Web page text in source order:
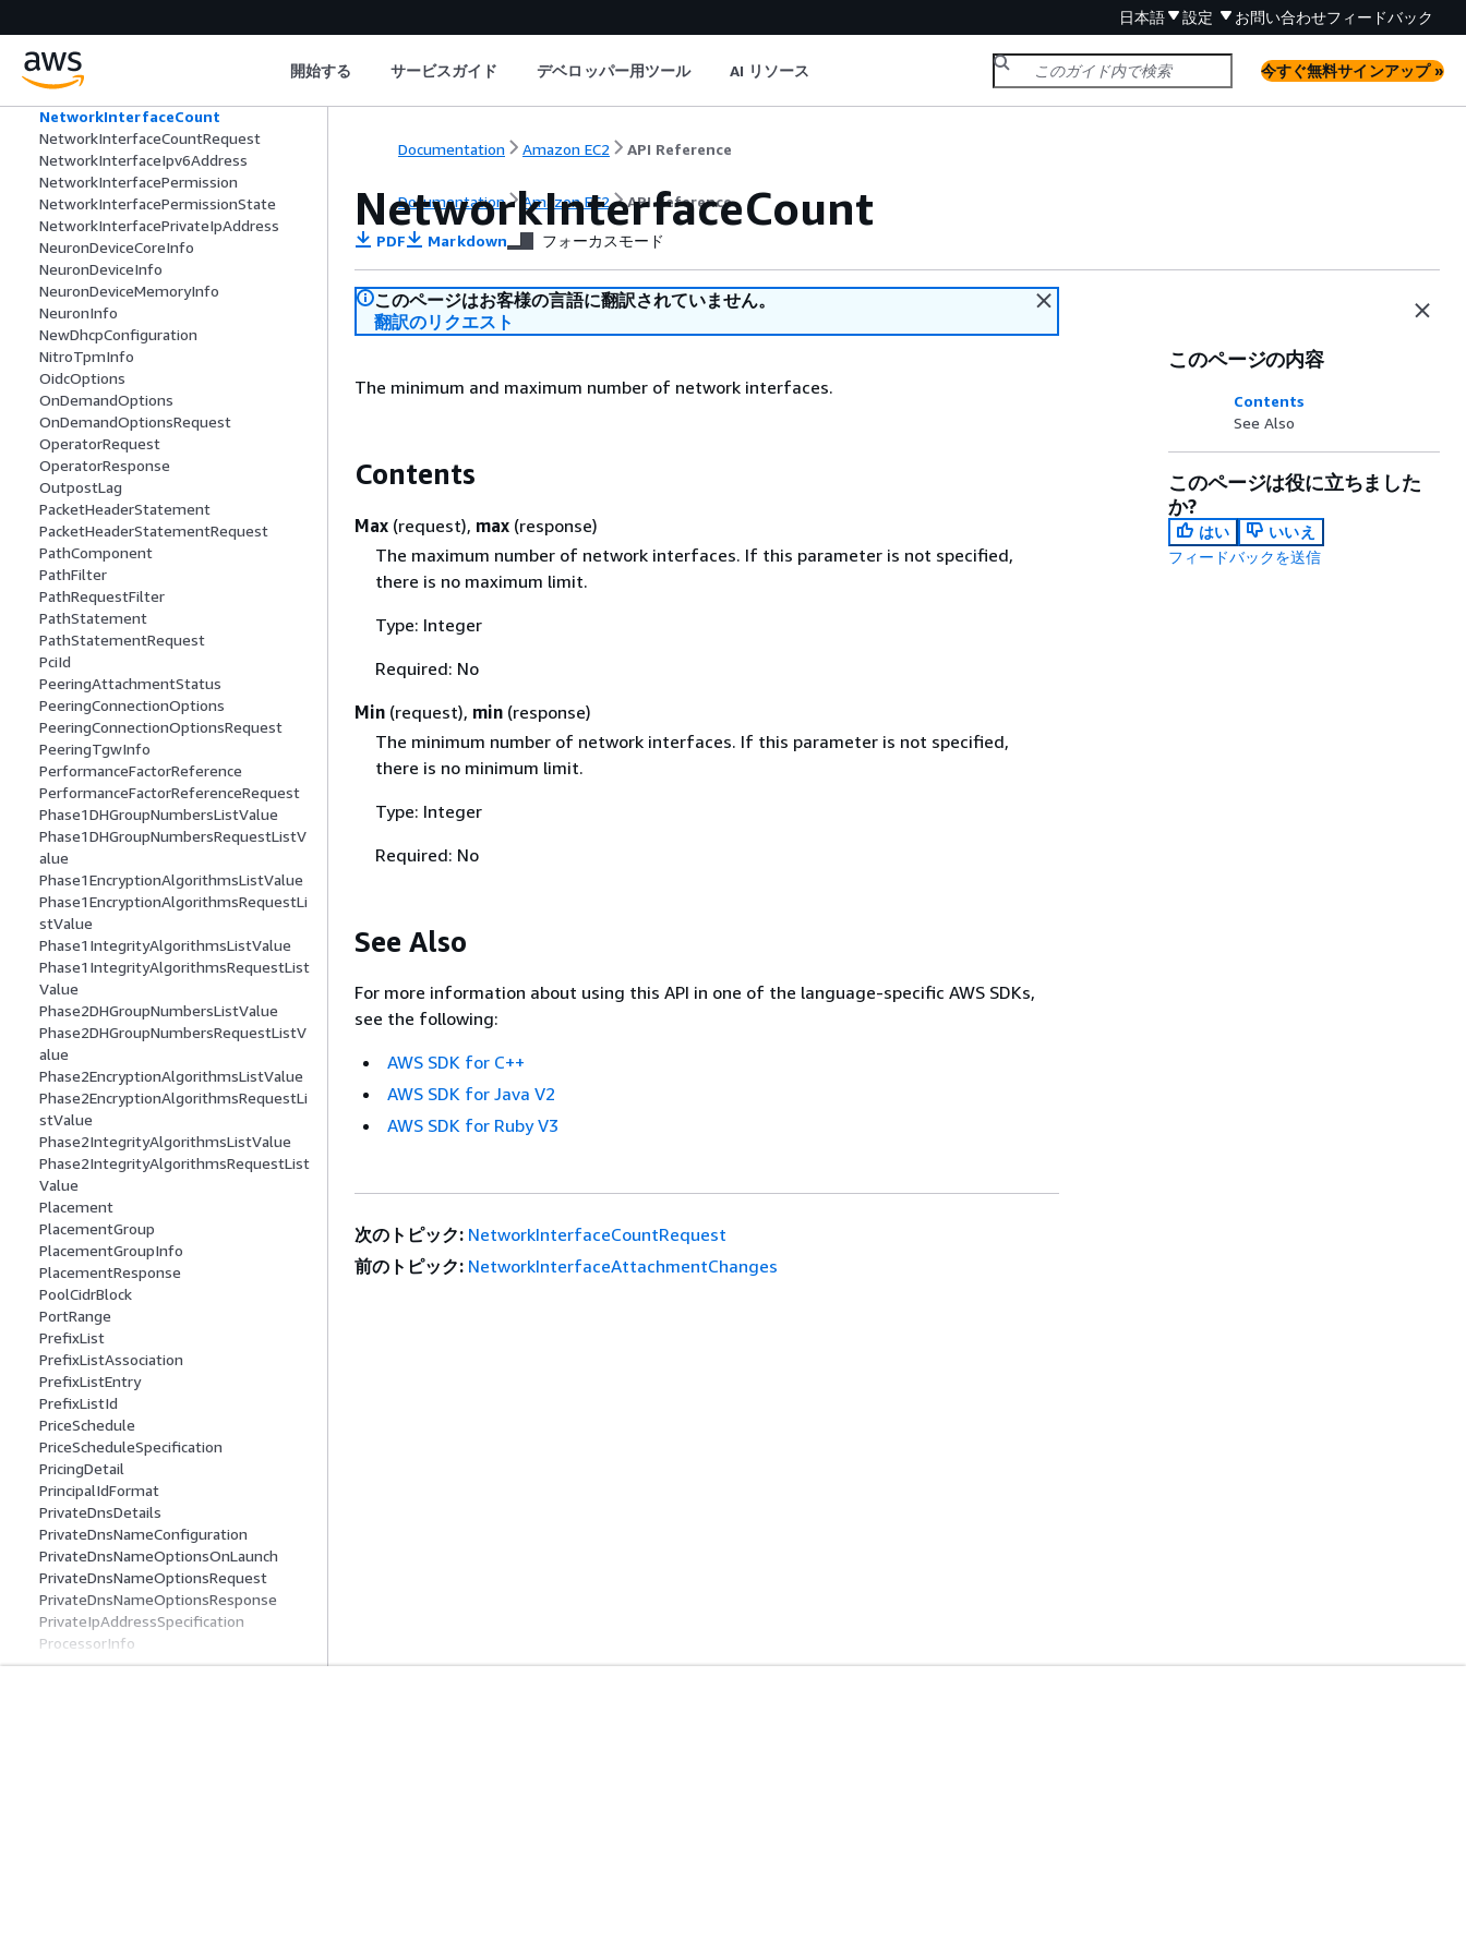
日本語 設定 お問い合わせフィードバック
開始する サービスガイド デベロッパー用ツール AI リソース 今すぐ無料サインアップ »
NetworkInterfaceAssociation
NetworkInterfaceAttachment
NetworkInterfaceAttachmentChanges
NetworkInterfaceCount
NetworkInterfaceCountRequest
NetworkInterfaceIpv6Address
NetworkInterfacePermission
NetworkInterfacePermissionState
NetworkInterfacePrivateIpAddress
NeuronDeviceCoreInfo
NeuronDeviceInfo
NeuronDeviceMemoryInfo
NeuronInfo
NewDhcpConfiguration
NitroTpmInfo
OidcOptions
OnDemandOptions
OnDemandOptionsRequest
OperatorRequest
OperatorResponse
OutpostLag
PacketHeaderStatement
PacketHeaderStatementRequest
PathComponent
PathFilter
PathRequestFilter
PathStatement
PathStatementRequest
PciId
PeeringAttachmentStatus
PeeringConnectionOptions
PeeringConnectionOptionsRequest
PeeringTgwInfo
PerformanceFactorReference
PerformanceFactorReferenceRequest
Phase1DHGroupNumbersListValue
Phase1DHGroupNumbersRequestListV
alue
Phase1EncryptionAlgorithmsListValue
Phase1EncryptionAlgorithmsRequestLi
stValue
Phase1IntegrityAlgorithmsListValue
Phase1IntegrityAlgorithmsRequestList
Value
Phase2DHGroupNumbersListValue
Phase2DHGroupNumbersRequestListV
alue
Phase2EncryptionAlgorithmsListValue
Phase2EncryptionAlgorithmsRequestLi
stValue
Phase2IntegrityAlgorithmsListValue
Phase2IntegrityAlgorithmsRequestList
Value
Placement
PlacementGroup
PlacementGroupInfo
PlacementResponse
PoolCidrBlock
PortRange
PrefixList
PrefixListAssociation
PrefixListEntry
PrefixListId
PriceSchedule
PriceScheduleSpecification
PricingDetail
PrincipalIdFormat
PrivateDnsDetails
PrivateDnsNameConfiguration
PrivateDnsNameOptionsOnLaunch
PrivateDnsNameOptionsRequest
PrivateDnsNameOptionsResponse
PrivateIpAddressSpecification
ProcessorInfo
ProductCode
Documentation Amazon EC2 API Reference
Documentation Amazon EC2 API Reference
NetworkInterfaceCount
PDF Markdown フォーカスモード
このページはお客様の言語に翻訳されていません。
翻訳のリクエスト
The minimum and maximum number of network interfaces.
Contents
Max (request), max (response)
The maximum number of network interfaces. If this parameter is not specified,
there is no maximum limit.
Type: Integer
Required: No
Min (request), min (response)
The minimum number of network interfaces. If this parameter is not specified,
there is no minimum limit.
Type: Integer
Required: No
See Also
For more information about using this API in one of the language-specific AWS SDKs,
see the following:
AWS SDK for C++
AWS SDK for Java V2
AWS SDK for Ruby V3
このページの内容
Contents
See Also
このページは役に立ちました
か?
はい
いいえ
フィードバックを送信
次のトピック: NetworkInterfaceCountRequest
前のトピック: NetworkInterfaceAttachmentChanges